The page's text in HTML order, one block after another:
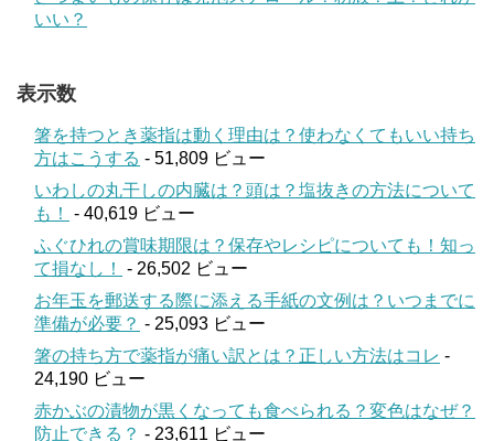
いい？
表示数
箸を持つとき薬指は動く理由は？使わなくてもいい持ち
方はこうする - 51,809 ビュー
いわしの丸干しの内臓は？頭は？塩抜きの方法について
も！
- 40,619 ビュー
ふぐひれの賞味期限は？保存やレシピについても！知っ
て損なし！
- 26,502 ビュー
お年玉を郵送する際に添える手紙の文例は？いつまでに
準備が必要？ - 25,093 ビュー
箸の持ち方で薬指が痛い訳とは？正しい方法はコレ -
24,190 ビュー
赤かぶの漬物が黒くなっても食べられる？変色はなぜ？
防止できる？ - 23,611 ビュー